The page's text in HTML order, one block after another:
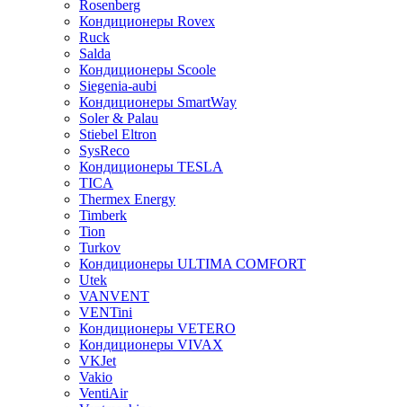
Rosenberg
Кондиционеры Rovex
Ruck
Salda
Кондиционеры Scoole
Siegenia-aubi
Кондиционеры SmartWay
Soler & Palau
Stiebel Eltron
SysReco
Кондиционеры TESLA
TICA
Thermex Energy
Timberk
Tion
Turkov
Кондиционеры ULTIMA COMFORT
Utek
VANVENT
VENTini
Кондиционеры VETERO
Кондиционеры VIVAX
VKJet
Vakio
VentiAir